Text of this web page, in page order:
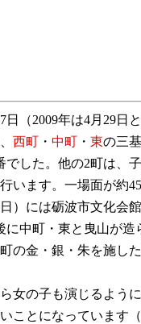
（2009年は4月29日
西町 ・ 中町 ・ 東の三
した。他の2町は
います。一場面が約
）には砺波市文化会
中町・東と曳山が
の金・銀・朱を施
の子も演じるよう
ことになっていま